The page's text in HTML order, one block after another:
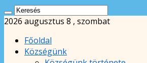
2026 augusztus 8 , szombat
Főoldal
Községünk